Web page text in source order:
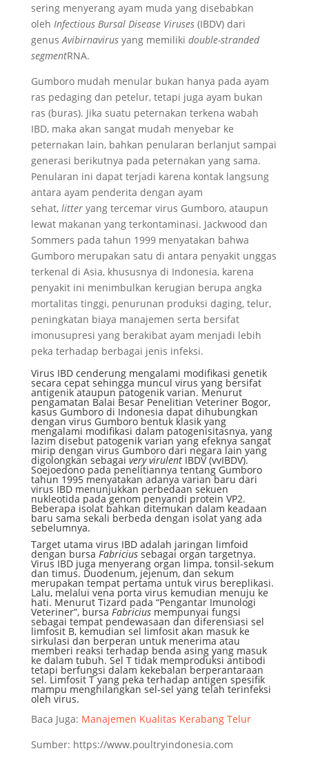
sering menyerang ayam muda yang disebabkan
oleh Infectious Bursal Disease Viruses(IBDV) dari
genusAvibirnavirusyang memiliki double-stranded
segmentRNA.
Gumboro mudah menular bukan hanya pada ayam
ras pedaging dan petelur, tetapi juga ayam bukan
ras (buras). Jika suatu peternakan terkena wabah
IBD, maka akan sangat mudah menyebar ke
peternakan lain, bahkan penularan berlanjut sampai
generasi berikutnya pada peternakan yang sama.
Penularan ini dapat terjadi karena kontak langsung
antara ayam penderita dengan ayam
sehat, litter yang tercemar virus Gumboro, ataupun
lewat makanan yang terkontaminasi. Jackwood dan
Sommers pada tahun 1999 menyatakan bahwa
Gumboro merupakan satu di antara penyakit unggas
terkenal di Asia, khususnya di Indonesia, karena
penyakit ini menimbulkan kerugian berupa angka
mortalitas tinggi, penurunan produksi daging, telur,
peningkatan biaya manajemen serta bersifat
imonusupresi yang berakibat ayam menjadi lebih
peka terhadap berbagai jenis infeksi.
Virus IBD cenderung mengalami modifikasi genetik
secara cepat sehingga muncul virus yang bersifat
antigenik ataupun patogenik varian. Menurut
pengamatan Balai Besar Penelitian Veteriner Bogor,
kasus Gumboro di Indonesia dapat dihubungkan
dengan virus Gumboro bentuk klasik yang
mengalami modifikasi dalam patogenisitasnya, yang
lazim disebut patogenik varian yang efeknya sangat
mirip dengan virus Gumboro dari negara lain yang
digolongkan sebagai very virulent IBDV (vvIBDV).
Soejoedono pada penelitiannya tentang Gumboro
tahun 1995 menyatakan adanya varian baru dari
virus IBD menunjukkan perbedaan sekuen
nukleotida pada genom penyandi protein VP2.
Beberapa isolat bahkan ditemukan dalam keadaan
baru sama sekali berbeda dengan isolat yang ada
sebelumnya.
Target utama virus IBD adalah jaringan limfoid
dengan bursa Fabricius sebagai organ targetnya.
Virus IBD juga menyerang organ limpa, tonsil-sekum
dan timus. Duodenum, jejenum, dan sekum
merupakan tempat pertama untuk virus bereplikasi.
Lalu, melalui vena porta virus kemudian menuju ke
hati. Menurut Tizard pada “Pengantar Imunologi
Veteriner”, bursa Fabricius mempunyai fungsi
sebagai tempat pendewasaan dan diferensiasi sel
limfosit B, kemudian sel limfosit akan masuk ke
sirkulasi dan berperan untuk menerima atau
memberi reaksi terhadap benda asing yang masuk
ke dalam tubuh. Sel T tidak memproduksi antibodi
tetapi berfungsi dalam kekebalan berperantaraan
sel. Limfosit T yang peka terhadap antigen spesifik
mampu menghilangkan sel-sel yang telah terinfeksi
oleh virus.
Baca Juga: Manajemen Kualitas Kerabang Telur
Sumber: https://www.poultryindonesia.com